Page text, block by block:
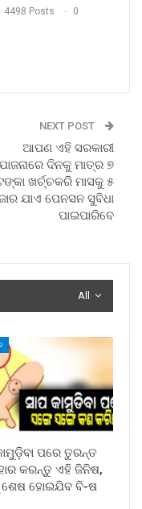
4498 Posts 0
NEXT POST
ଆପଣ ଏହି ସରକାରୀ
ଦିନକୁ ମାତ୍ର ୭
ଖର୍ଚ୍ଚକରି ମାସକୁ ୫
ଯାଏ ପେନସନ ସୁବିଧା
ପାଇପାରିବେ
All
ପରେ ତୁରନ୍ତ
କରନ୍ତୁ ଏହି ଜିନିଷ,
ହୋଇଯିବ ବି-ଷ